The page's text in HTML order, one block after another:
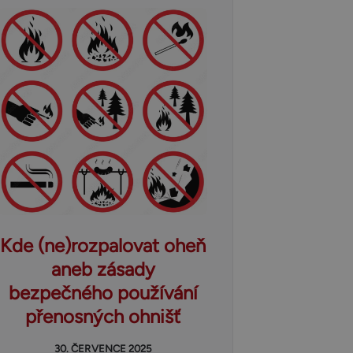
Kde (ne)rozpalovat oheň
aneb zásady
bezpečného používání
přenosných ohnišť
30. ČERVENCE 2025